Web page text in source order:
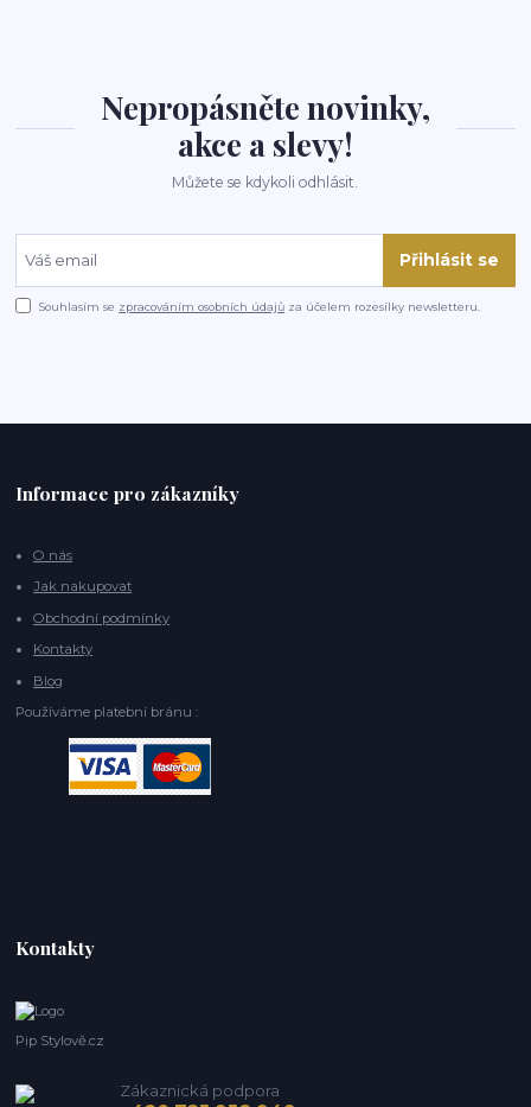
Nepropásněte novinky,
akce a slevy!
Můžete se kdykoli odhlásit.
Přihlásit se
Souhlasím se zpracováním osobních údajů za účelem rozesílky newsletteru.
Informace pro zákazníky
O nás
Jak nakupovat
Obchodní podmínky
Kontakty
Blog
Používáme platební bránu :
Kontakty
Pip Stylově.cz
Zákaznická podpora